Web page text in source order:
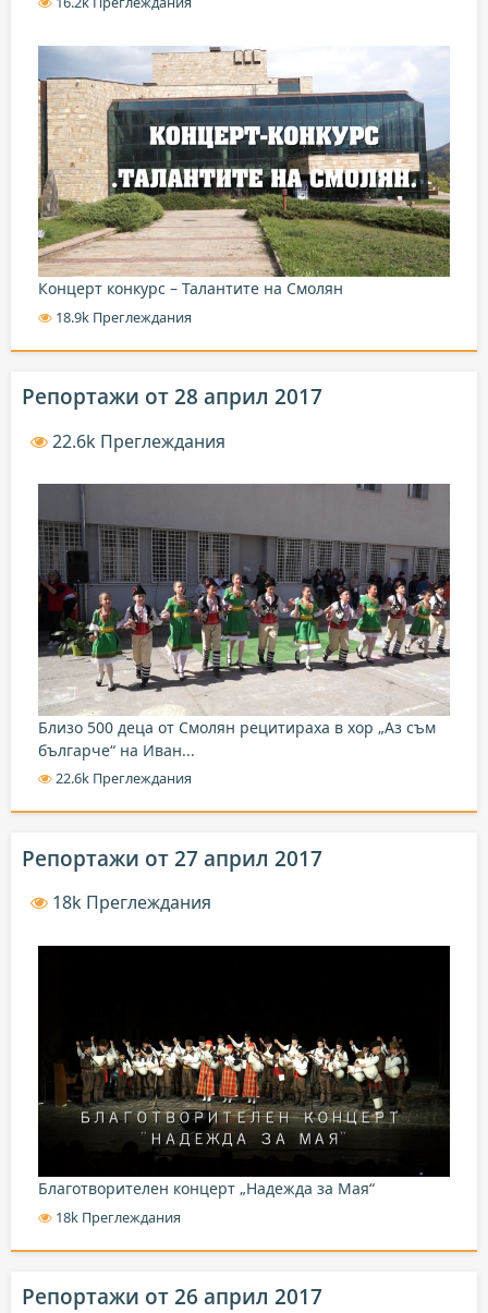
Концерт конкурс – Талантите на Смолян
18.9k Преглеждания
Репортажи от 28 април 2017
22.6k Преглеждания
Близо 500 деца от Смолян рецитираха в хор „Аз съм
българче“ на Иван...
22.6k Преглеждания
Репортажи от 27 април 2017
18k Преглеждания
Благотворителен концерт „Надежда за Мая“
18k Преглеждания
Репортажи от 26 април 2017